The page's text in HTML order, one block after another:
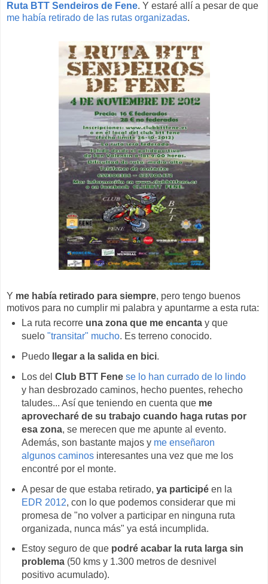
Ruta BTT Sendeiros de Fene. Y estaré allí a pesar de que
me había retirado de las rutas organizadas.
Y me había retirado para siempre, pero tengo buenos
motivos para no cumplir mi palabra y apuntarme a esta ruta:
La ruta recorre una zona que me encantay que
suelo "transitar" mucho. Es terreno conocido.
Puedo
llegar a la salida en bici.
Los del Club BTT Fene se lo han currado de lo lindo
y han desbrozado caminos, hecho puentes, rehecho
taludes... Así que teniendo en cuenta que me
aprovecharé de su trabajo cuando haga rutas por
esa zona, se merecen que me apunte al evento.
Además, son bastante majos y me enseñaron
algunos caminosinteresantes una vez que me los
encontré por el monte.
A pesar de que estaba retirado, ya participéen la
EDR 2012, con lo que podemos considerar que mi
promesa de "no volver a participar en ninguna ruta
organizada, nunca más" ya está incumplida.
Estoy seguro de que podré acabar la ruta larga sin
problema(50 kms y 1.300 metros de desnivel
positivo acumulado).